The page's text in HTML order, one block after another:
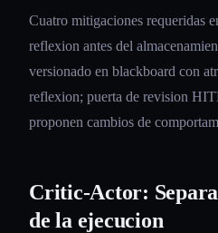
Cuatro mitigaciones requeridas
reflexion antes del
versionado en blackboard con
reflexion; puerta de revision
proponen cambios de
Critic-Actor:
de la ejecucion